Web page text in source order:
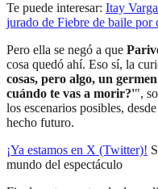
Te puede interesar: Itay
jurado de Fiebre de baile por
Pero ella se negó a que
cosa quedó ahí. Eso sí, la
cosas, pero algo, un
cuándo te vas a morir?'",
los escenarios posibles,
hecho futuro.
¡Ya estamos en X (Twitter)!
mundo del espectáculo